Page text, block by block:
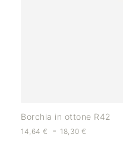
Borchia in ottone R42
14,64 € - 18,30€